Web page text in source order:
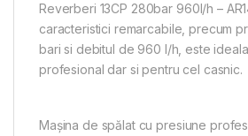
Reverberi 13CP 280bar 960l/h –
caracteristici remarcabile, precum
bari si debitul de 960 l/h, este
profesional dar si pentru cel casnic.
Mașina de spălat cu presiune